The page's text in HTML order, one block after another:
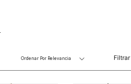
Ordenar Por Relevancia Filtrar